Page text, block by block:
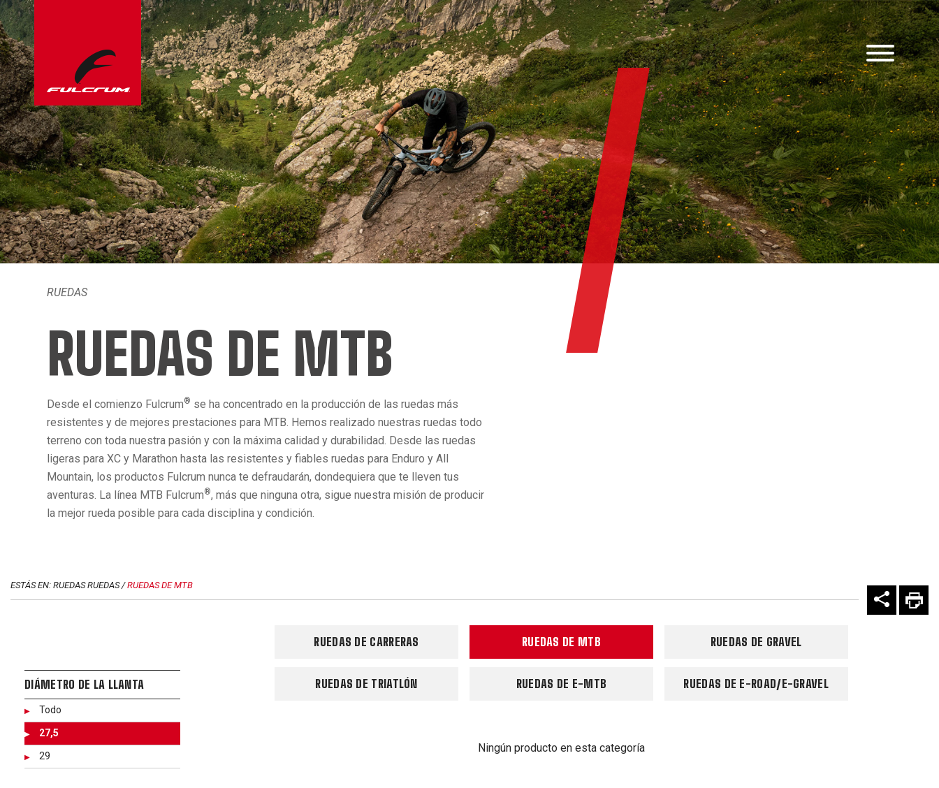
RUEDAS
RUEDAS DE MTB
Desde el comienzo Fulcrum® se ha concentrado en la producción de las ruedas más
resistentes y de mejores prestaciones para MTB. Hemos realizado nuestras ruedas todo
terreno con toda nuestra pasión y con la máxima calidad y durabilidad. Desde las ruedas
ligeras para XC y Marathon hasta las resistentes y fiables ruedas para Enduro y All
Mountain, los productos Fulcrum nunca te defraudarán, dondequiera que te lleven tus
aventuras. La línea MTB Fulcrum®, más que ninguna otra, sigue nuestra misión de producir
la mejor rueda posible para cada disciplina y condición.
ESTÁS EN: RUEDAS RUEDAS /RUEDAS DE MTB
DIÁMETRO DE LA LLANTA
Todo
27,5
29
RUEDAS DE CARRERAS RUEDAS DE MTB RUEDAS DE GRAVEL
RUEDAS DE TRIATLÓN RUEDAS DE E-MTB RUEDAS DE E-ROAD/E-GRAVEL
Ningún producto en esta categoría